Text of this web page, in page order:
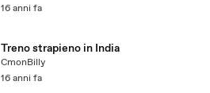
16 anni fa
Treno strapieno in India
CmonBilly
16 anni fa